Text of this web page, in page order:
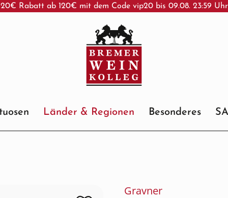
Rabatt ab 120€ mit dem Code vip20 bis 09.08. 23:59
Länder & Regionen Besonderes
Gravner